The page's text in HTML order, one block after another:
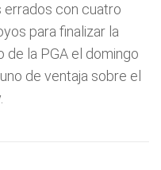
errados con cuatro
para finalizar la
la PGA el domingo
de ventaja sobre el